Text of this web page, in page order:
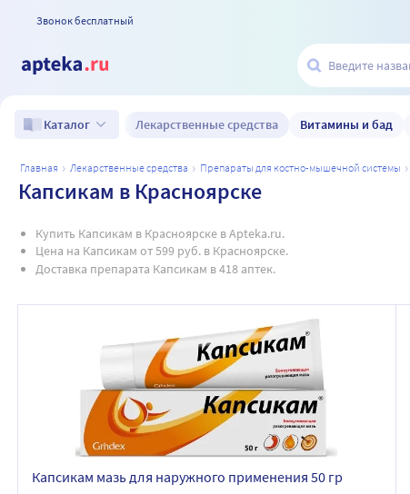
Звонок бесплатный
Каталог Лекарственные средства Витамины и бад
главная лекарственные средства препараты для костно-мышечной системы
Капсикам в Красноярске
Купить Капсикам в Красноярске в Apteka.ru.
Цена на Капсикам от 599 руб. в Красноярске.
Доставка препарата Капсикам в 418 аптек.
Капсикам мазь для наружного применения 50 гр